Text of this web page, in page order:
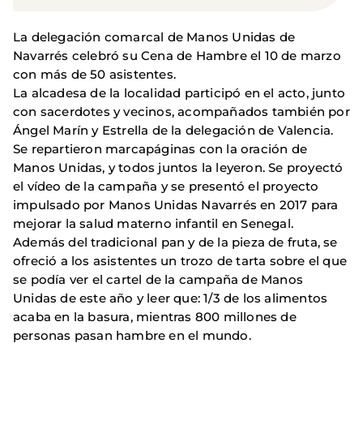
La delegación comarcal de Manos Unidas de
Navarrés celebró su Cena de Hambre el 10 de marzo
con más de 50 asistentes.
La alcadesa de la localidad participó en el acto, junto
con sacerdotes y vecinos, acompañados también por
Ángel Marín y Estrella de la delegación de Valencia.
Se repartieron marcapáginas con la oración de
Manos Unidas, y todos juntos la leyeron. Se proyectó
el vídeo de la campaña y se presentó el proyecto
impulsado por Manos Unidas Navarrés en 2017 para
mejorar la salud materno infantil en Senegal.
Además del tradicional pan y de la pieza de fruta, se
ofreció a los asistentes un trozo de tarta sobre el que
se podía ver el cartel de la campaña de Manos
Unidas de este año y leer que: 1/3 de los alimentos
acaba en la basura, mientras 800 millones de
personas pasan hambre en el mundo.